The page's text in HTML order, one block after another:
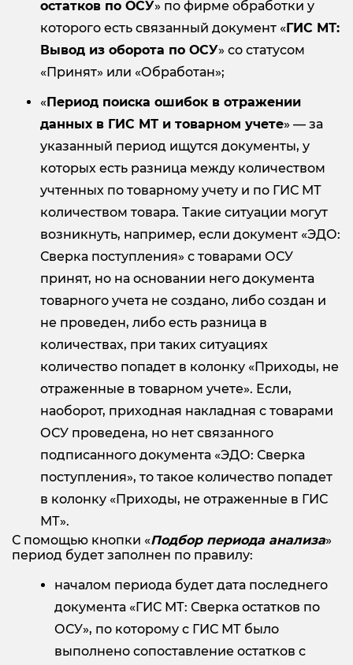
остатков по ОСУ» по фирме обработки у
которого есть связанный документ « ГИС МТ:
Вывод из оборота по ОСУ» со статусом
«Принят» или «Обработан»;
« Период поиска ошибок в отражении
данных в ГИС МТ и товарном учете» — за
указанный период ищутся документы, у
которых есть разница между количеством
учтенных по товарному учету и по ГИС МТ
количеством товара. Такие ситуации могут
возникнуть, например, если документ «ЭДО:
Сверка поступления» с товарами ОСУ
принят, но на основании него документа
товарного учета не создано, либо создан и
не проведен, либо есть разница в
количествах, при таких ситуациях
количество попадет в колонку «Приходы, не
отраженные в товарном учете». Если,
наоборот, приходная накладная с товарами
ОСУ проведена, но нет связанного
подписанного документа «ЭДО: Сверка
поступления», то такое количество попадет
в колонку «Приходы, не отраженные в ГИС
МТ».
С помощью кнопки «Подбор периода анализа»
период будет заполнен по правилу:
началом периода будет дата последнего
документа «ГИС МТ: Сверка остатков по
ОСУ», по которому с ГИС МТ было
выполнено сопоставление остатков с